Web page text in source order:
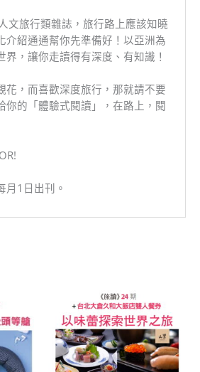
文旅行類雜誌，旅行路上應該知曉
介紹通通幫你先準備好！以亞洲為
界，讓你走讀得有深度、有知識！
花，而喜歡深度旅行，那就請不要
你的「體驗式閱讀」，在路上，閱
月1日出刊。
。
原
始
價
格：
NT$8,660。
前
價
格：
NT$4,500。